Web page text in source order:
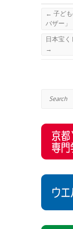
← 子ど
バザー」
日本宝
→